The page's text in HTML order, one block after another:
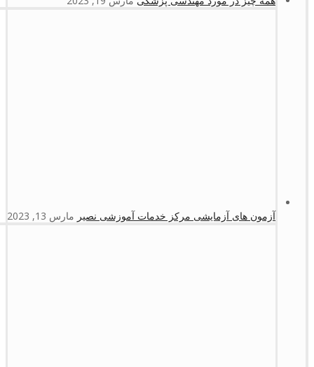
آزمون های آزمایشی مرکز خدمات آموزشی نصیر مارس 13, 2023